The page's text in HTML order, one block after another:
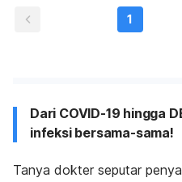
1
Dari COVID-19 hingga
infeksi bersama-sama!
Tanya dokter seputar